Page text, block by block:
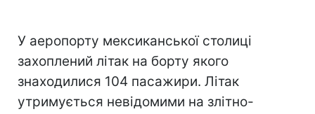
У аеропорту мексиканської столиці
захоплений літак на борту якого
знаходилися 104 пасажири. Літак
утримується невідомими на злітно-